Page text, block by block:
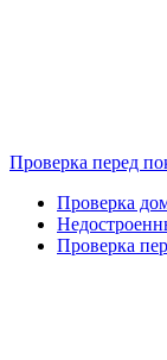
Проверка перед
Проверка
Проверка